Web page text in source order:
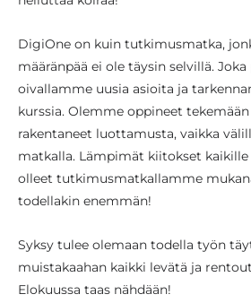
DigiOne on kuin tutkimusmatka,
määränpää ei ole täysin selvillä.
oivallamme uusia asioita ja
kurssia. Olemme oppineet
rakentaneet luottamusta, vaikka
matkalla. Lämpimät kiitokset
olleet tutkimusmatkallamme
todellakin enemmän!
Syksy tulee olemaan todella työn
muistakaahan kaikki levätä ja
Elokuussa taas nähdään!